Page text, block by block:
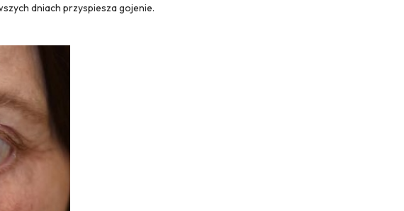
dniach przyspiesza gojenie.